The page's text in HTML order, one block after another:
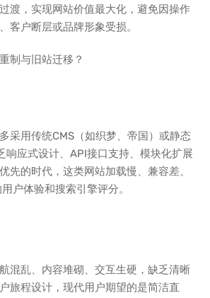
渡，实现网站价值最大化，避免因操作
客户断层或品牌形象受损。
制与旧站迁移？
采用传统CMS（如织梦、帝国）或静态
响应式设计、API接口支持、模块化扩展
先的时代，这类网站加载慢、兼容差、
户体验和搜索引擎评分。
混乱、内容堆砌、交互生硬，缺乏清晰
旅程设计，现代用户期望的是简洁直